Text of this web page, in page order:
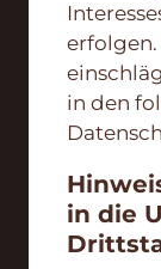
in den
in die